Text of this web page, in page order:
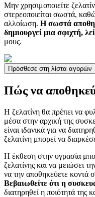
Μην χρησιμοποιείτε
στερεοποιείται σωστά,
αλλοίωση. Η σωστά
δημιουργεί μια σφιχτή,
μους.
Πρόσθεσε στη λίστα αγορών
Πώς να
Η ζελατίνη θα πρέπει να
μέσα στην αρχική της
είναι ιδανικά για να
ζελατίνη μπορεί να
Η έκθεση στην υγρασία
ζελατίνης και να μειώσει
να την αποθηκεύετε κοντά
Βεβαιωθείτε ότι η
διατηρηθεί η ποιότητά της